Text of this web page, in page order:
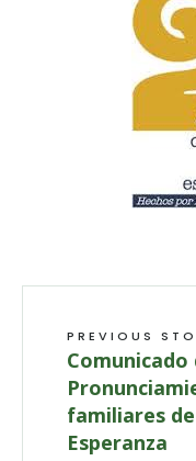
PREVIOUS
Comunicado
familiares
Esperanza